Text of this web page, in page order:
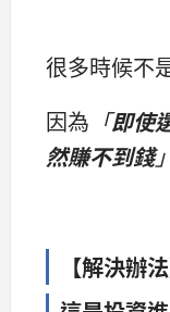
很多時候不
因為 「即使
然賺不到錢」
【解決辦